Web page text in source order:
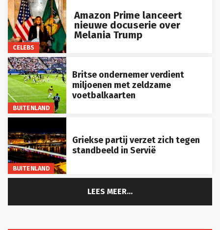
CELEBS
Amazon Prime lanceert
nieuwe docuserie over
Melania Trump
BUITENLAND
Britse ondernemer verdient
miljoenen met zeldzame
voetbalkaarten
BUITENLAND
Griekse partij verzet zich tegen
standbeeld in Servië
LEES MEER...